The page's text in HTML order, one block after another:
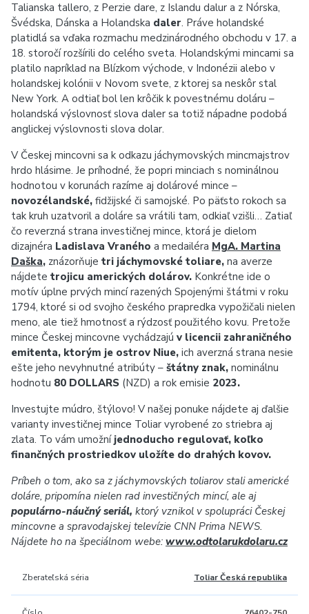
Talianska tallero, z Perzie dare, z Islandu dalur a z Nórska,
Švédska, Dánska a Holandska daler. Práve holandské
platidlá sa vďaka rozmachu medzinárodného obchodu v 17. a
18. storočí rozšírili do celého sveta. Holandskými mincami sa
platilo napríklad na Blízkom východe, v Indonézii alebo v
holandskej kolónii v Novom svete, z ktorej sa neskôr stal
New York. A odtiaľ bol len krôčik k povestnému doláru –
holandská výslovnosť slova daler sa totiž nápadne podobá
anglickej výslovnosti slova dolar.
V Českej mincovni sa k odkazu jáchymovských mincmajstrov
hrdo hlásime. Je príhodné, že popri minciach s nominálnou
hodnotou v korunách razíme aj dolárové mince –
novozélandské, fidžijské či samojské. Po päťsto rokoch sa
tak kruh uzatvoril a doláre sa vrátili tam, odkiaľ vzišli… Zatiaľ
čo reverzná strana investičnej mince, ktorá je dielom
dizajnéra Ladislava Vraného a medailéra MgA. Martina
Daška, znázorňuje tri jáchymovské toliare, na averze
nájdete trojicu amerických dolárov. Konkrétne ide o
motív úplne prvých mincí razených Spojenými štátmi v roku
1794, ktoré si od svojho českého prapredka vypožičali nielen
meno, ale tiež hmotnosť a rýdzosť použitého kovu. Pretože
mince Českej mincovne vychádzajú v licencii zahraničného
emitenta, ktorým je ostrov Niue, ich averzná strana nesie
ešte jeho nevyhnutné atribúty – štátny znak, nominálnu
hodnotu 80 DOLLARS (NZD) a rok emisie 2023.
Investujte múdro, štýlovo! V našej ponuke nájdete aj ďalšie
varianty investičnej mince Toliar vyrobené zo striebra aj
zlata. To vám umožní jednoducho regulovať, koľko
finančných prostriedkov uložíte do drahých kovov.
Príbeh o tom, ako sa z jáchymovských toliarov stali americké
doláre, pripomína nielen rad investičných mincí, ale aj
populárno-náučný seriál, ktorý vznikol v spolupráci Českej
mincovne a spravodajskej televízie CNN Prima NEWS.
Nájdete ho na špeciálnom webe: www.odtolarukdolaru.cz
Zberateľská séria Toliar Česká republika